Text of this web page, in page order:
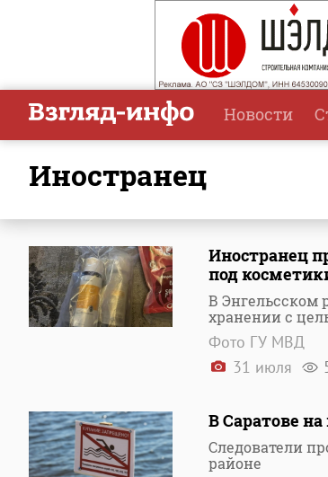
Новости
иностранец
Иностранец
под
В Энгельсском
хранении с
Фото ГУ МВД
31 июля
В Саратове
Следователи
районе